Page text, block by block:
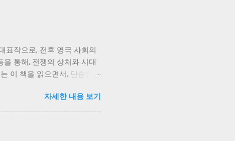
게 흘러갑니다. 저는 서희의
도 불구하고 인간이 지닌 생
연을 가지고 있습니다. 그들
복잡하고 애절하게 그려집
이별, 그리고 희생의 의미
잃지 않고 미래를 향해 나
표작으로, 전후 영국 사회의
통해, 전쟁의 상처와 시대
이 책을 읽으면서, 단순한
없는 자기혐오와 불안에 시
지는 낡은 가치관에 집착하
에 반항하지만, 동시에 아
이후 세대 간의 불화, 그리
자세한 내용 보기